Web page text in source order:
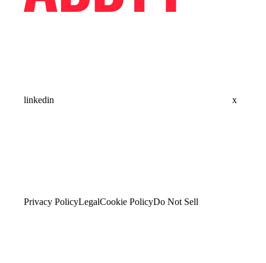
linkedin x
Privacy PolicyLegalCookie PolicyDo Not Sell